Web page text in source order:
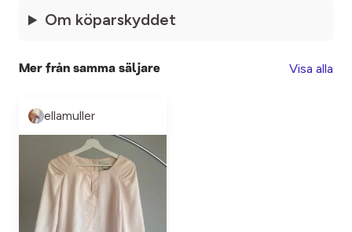
Om köparskyddet
Mer från samma säljare Visa alla
ellamuller